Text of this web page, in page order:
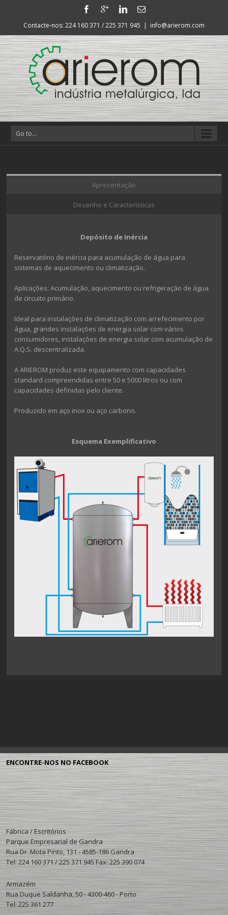
Contacte-nos: 224 160 371 / 225 371 945 | info@arierom.com
Go to...
Apresentação
Desenho e Características
Depósito de Inércia
Reservatório de inércia para acumulação de água para
sistemas de aquecimento ou climatização.
Aplicações: Acumulação, aquecimento ou refrigeração de água
de circuito primário.
Ideal para instalações de climatização com arrefecimento por
água, grandes instalações de energia solar com vários
consumidores, instalações de energia solar com acumulação de
A.Q.S. descentralizada.
A ARIEROM produz este equipamento com capacidades
standard compreendidas entre 50 e 5000 litros ou com
capacidades definidas pelo cliente.
Produzido em aço inox ou aço carbono.
Esquema Exemplificativo
ENCONTRE-NOS NO FACEBOOK
Fábrica / Escritórios
Parque Empresarial de Gandra
Rua Dr. Mota Pinto, 131 - 4585-186 Gandra
Tel: 224 160 371 / 225 371 945 Fax: 225 390 074
Armazém
Rua Duque Saldanha, 50 - 4300-460 - Porto
Tel: 225 361 277